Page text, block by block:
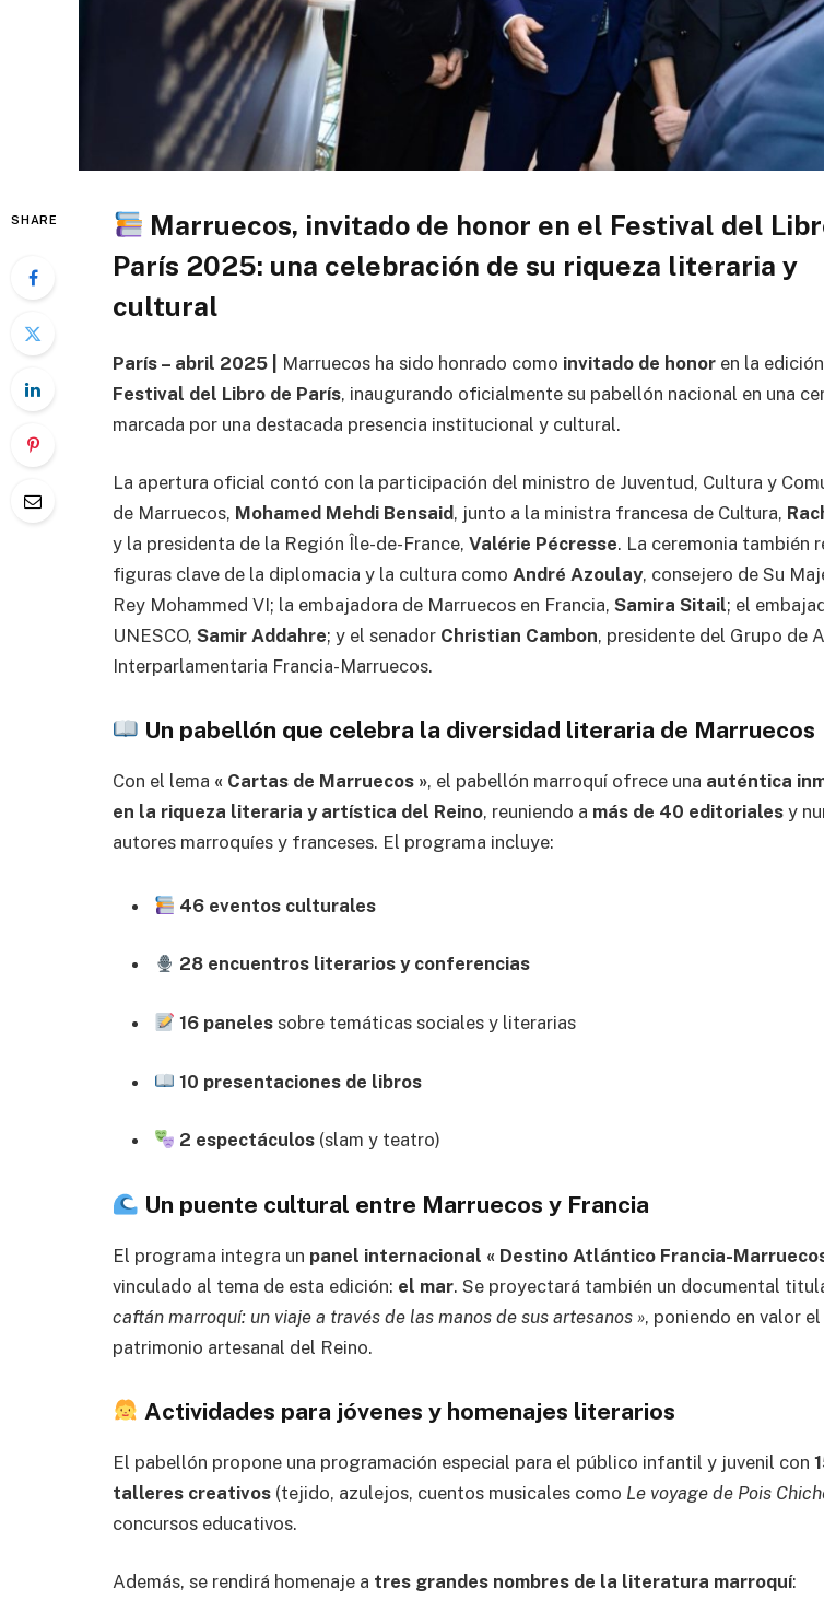
SHARE
Marruecos, invitado de honor en el Festival del
París 2025: una celebración de su riqueza literaria y
cultural
París – abril 2025 | Marruecos ha sido honrado como invitado de honor en la
Festival del Libro de París, inaugurando oficialmente su pabellón nacional en una
marcada por una destacada presencia institucional y cultural.
La apertura oficial contó con la participación del ministro de Juventud, Cultura y
de Marruecos, Mohamed Mehdi Bensaid, junto a la ministra francesa de Cultura,
y la presidenta de la Región Île-de-France, Valérie Pécresse. La ceremonia también
figuras clave de la diplomacia y la cultura como André Azoulay, consejero de Su
Rey Mohammed VI; la embajadora de Marruecos en Francia, Samira Sitail; el
UNESCO, Samir Addahre; y el senador Christian Cambon, presidente del Grupo de
Interparlamentaria Francia-Marruecos.
Un pabellón que celebra la diversidad literaria de Marruecos
Con el lema « Cartas de Marruecos », el pabellón marroquí ofrece una auténtica
en la riqueza literaria y artística del Reino, reuniendo a más de 40 editoriales y
autores marroquíes y franceses. El programa incluye:
46 eventos culturales
28 encuentros literarios y conferencias
16 panelessobre temáticas sociales y literarias
10 presentaciones de libros
2 espectáculos(slam y teatro)
Un puente cultural entre Marruecos y Francia
El programa integra un panel internacional « Destino Atlántico Francia-
vinculado al tema de esta edición: el mar. Se proyectará también un documental
caftán marroquí: un viaje a través de las manos de sus artesanos », poniendo en valor el
patrimonio artesanal del Reino.
Actividades para jóvenes y homenajes literarios
El pabellón propone una programación especial para el público infantil y juvenil con
talleres creativos (tejido, azulejos, cuentos musicales como Le voyage de Pois
concursos educativos.
Además, se rendirá homenaje a tres grandes nombres de la literatura marroquí: